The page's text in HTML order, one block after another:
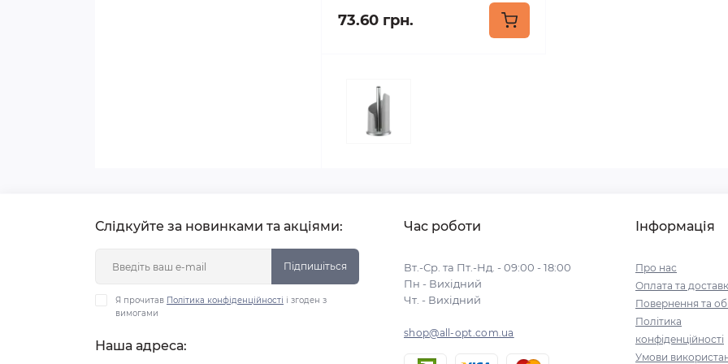
73.60 грн.
Слідкуйте за новинками та акціями:
Підпишіться
Я прочитав Політика конфіденційності і згоден з
вимогами
Наша адреса:
Час роботи
Вт.-Ср. та Пт.-Нд. - 09:00 - 18:00
Пн - Вихідний
Чт. - Вихідний
shop@all-opt.com.ua
Інформація
Про нас
Оплата та
Повернення та
Політика
конфіденційності
Умови